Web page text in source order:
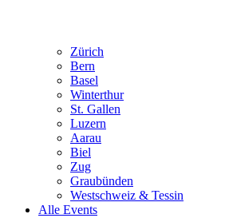
Zürich
Bern
Basel
Winterthur
St. Gallen
Luzern
Aarau
Biel
Zug
Graubünden
Westschweiz & Tessin
Alle Events